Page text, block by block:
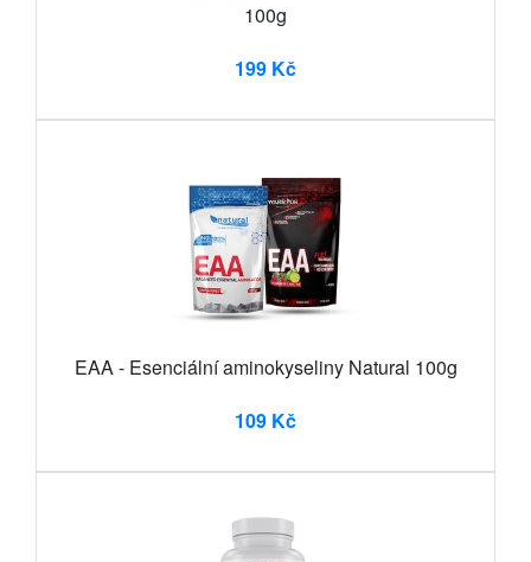
100g
199 Kč
EAA - Esenciální aminokyseliny Natural 100g
109 Kč